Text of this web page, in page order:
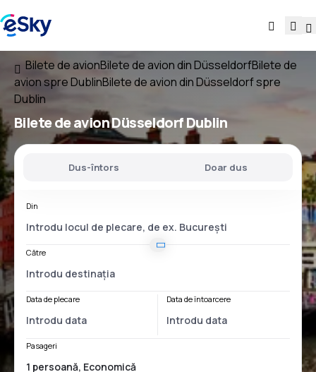
Bilete de avionBilete de avion din DüsseldorfBilete de
avion spre DublinBilete de avion din Düsseldorf spre
Dublin
Bilete de avionDüsseldorf Dublin
Dus-întors Doar dus
Din
Către
Data de plecare Data de întoarcere
Pasageri